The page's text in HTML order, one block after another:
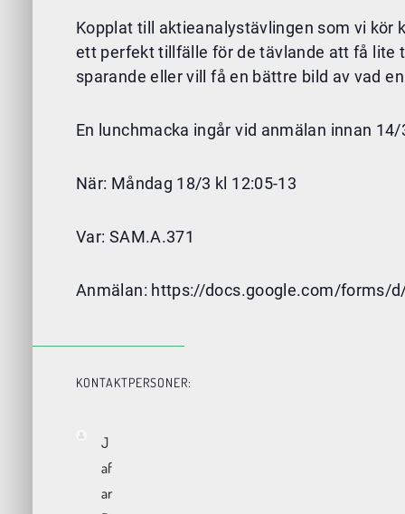
Kopplat till aktieanalystävlingen som vi
ett perfekt tillfälle för de tävlande att få lite
sparande eller vill få en bättre bild av vad
En lunchmacka ingår vid anmälan innan 14/
När: Måndag 18/3 kl 12:05-13
Var: SAM.A.371
Anmälan: https://docs.google.com/forms/d/
KONTAKTPERSONER:
J
af
ar